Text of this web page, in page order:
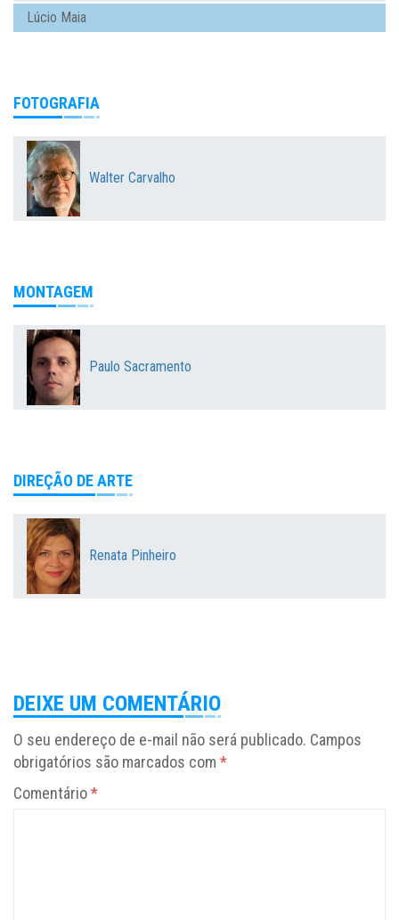
Lúcio Maia
FOTOGRAFIA
Walter Carvalho
MONTAGEM
Paulo Sacramento
DIREÇÃO DE ARTE
Renata Pinheiro
DEIXE UM COMENTÁRIO
O seu endereço de e-mail não será publicado. Campos
obrigatórios são marcados com *
Comentário*